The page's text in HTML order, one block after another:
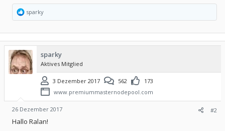
R
e
k
t
i
o
n
e
sparky
sparky
Aktives Mitglied
3 Dezember 2017 562
173
www.premiummasternodepool.com
26 Dezember 2017 #2
Hallo Ralan!